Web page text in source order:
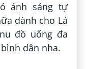
ánh sáng tự
dành cho Lá
đồ uống đa
dân nha.